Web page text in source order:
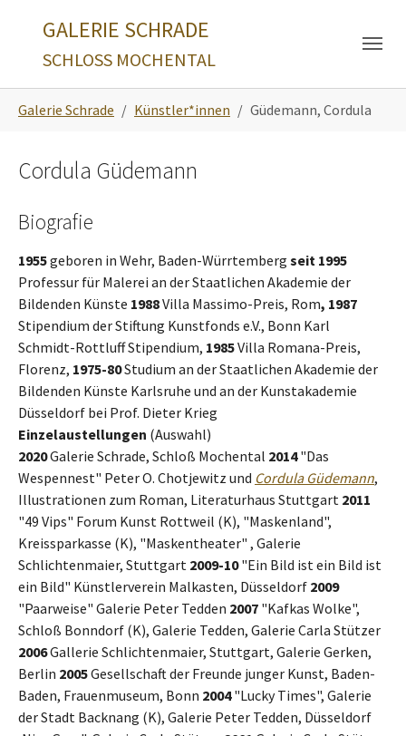
GALERIE SCHRADE
SCHLOSS MOCHENTAL
Galerie Schrade Künstler*innen Güdemann, Cordula
Cordula Güdemann
Biografie
1955geboren in Wehr, Baden-Würrtemberg seit 1995
Professur für Malerei an der Staatlichen Akademie der
Bildenden Künste 1988Villa Massimo-Preis, Rom, 1987
Stipendium der Stiftung Kunstfonds e.V., Bonn Karl
Schmidt-Rottluff Stipendium, 1985Villa Romana-Preis,
Florenz, 1975-80Studium an der Staatlichen Akademie der
Bildenden Künste Karlsruhe und an der Kunstakademie
Düsseldorf bei Prof. Dieter Krieg
Einzelaustellungen (Auswahl)
2020Galerie Schrade, Schloß Mochental 2014"Das
Wespennest" Peter O. Chotjewitz und Cordula Güdemann,
Illustrationen zum Roman, Literaturhaus Stuttgart 2011
"49 Vips" Forum Kunst Rottweil (K), "Maskenland",
Kreissparkasse (K), "Maskentheater" , Galerie
Schlichtenmaier, Stuttgart 2009-10"Ein Bild ist ein Bild ist
ein Bild" Künstlerverein Malkasten, Düsseldorf 2009
"Paarweise" Galerie Peter Tedden 2007 "Kafkas Wolke",
Schloß Bonndorf (K), Galerie Tedden, Galerie Carla Stützer
2006Gallerie Schlichtenmaier, Stuttgart, Galerie Gerken,
Berlin 2005Gesellschaft der Freunde junger Kunst, Baden-
Baden, Frauenmuseum, Bonn 2004"Lucky Times", Galerie
der Stadt Backnang (K), Galerie Peter Tedden, Düsseldorf